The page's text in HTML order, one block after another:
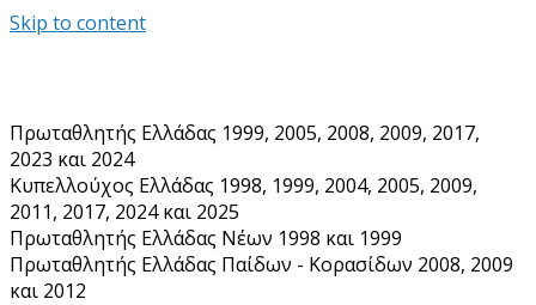
Skip to content
Πρωταθλητής Ελλάδας 1999, 2005, 2008, 2009, 2017,
2023 και 2024
Κυπελλούχος Ελλάδας 1998, 1999, 2004, 2005, 2009,
2011, 2017, 2024 και 2025
Πρωταθλητής Ελλάδας Νέων 1998 και 1999
Πρωταθλητής Ελλάδας Παίδων - Κορασίδων 2008, 2009
και 2012